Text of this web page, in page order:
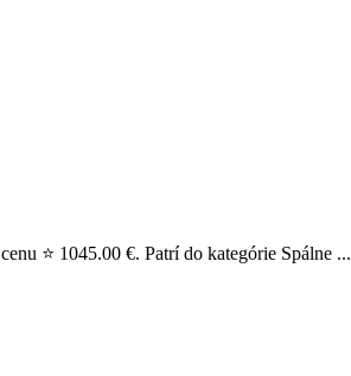
⭐ 1045.00 €. Patrí do kategórie Spálne ...